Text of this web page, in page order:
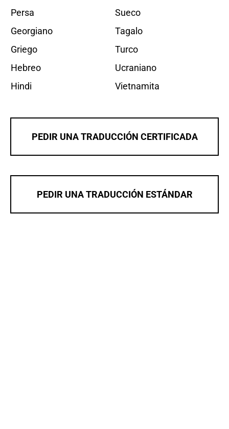
Persa
Georgiano
Griego
Hebreo
Hindi
Sueco
Tagalo
Turco
Ucraniano
Vietnamita
PEDIR UNA TRADUCCIÓN CERTIFICADA
PEDIR UNA TRADUCCIÓN ESTÁNDAR